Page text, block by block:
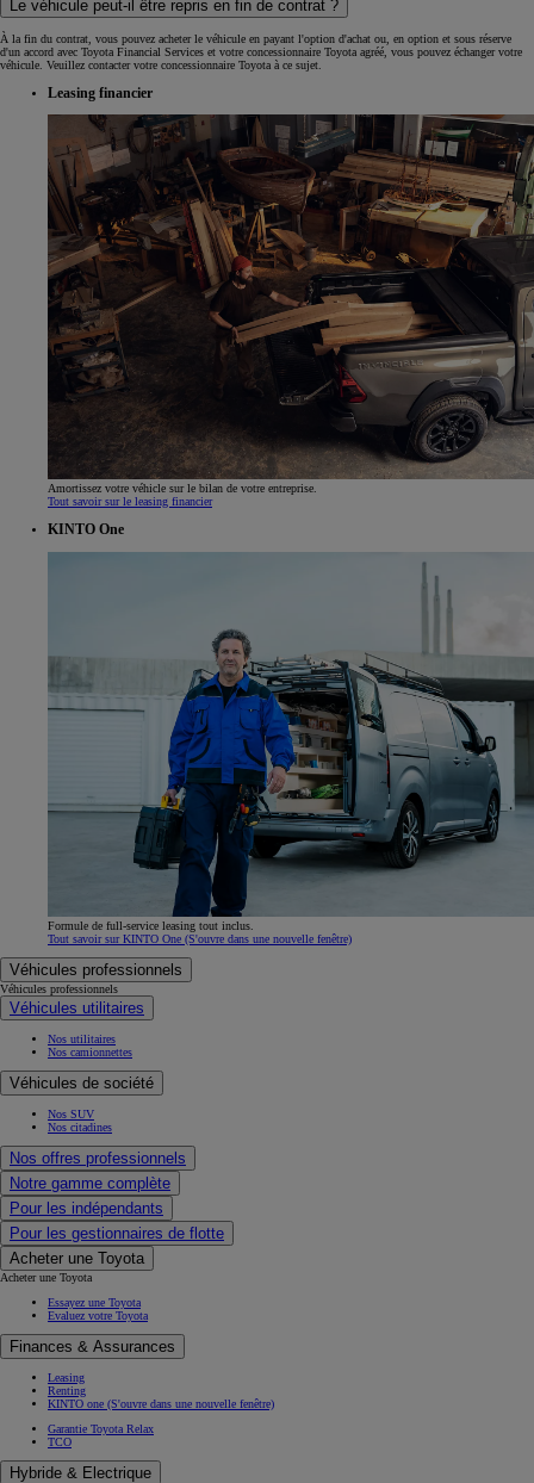
Le véhicule peut-il être repris en fin de contrat ?
À la fin du contrat, vous pouvez acheter le véhicule en payant l'option d'achat ou, en option et sous réserve
d'un accord avec Toyota Financial Services et votre concessionnaire Toyota agréé, vous pouvez échanger votre
véhicule. Veuillez contacter votre concessionnaire Toyota à ce sujet.
Leasing financier
Amortissez votre véhicle sur le bilan de votre entreprise.
Tout savoir sur le leasing financier
KINTO One
Formule de full-service leasing tout inclus.
Tout savoir sur KINTO One (S'ouvre dans une nouvelle fenêtre)
Véhicules professionnels
Véhicules professionnels
Véhicules utilitaires
Nos utilitaires
Nos camionnettes
Véhicules de société
Nos SUV
Nos citadines
Nos offres professionnels
Notre gamme complète
Pour les indépendants
Pour les gestionnaires de flotte
Acheter une Toyota
Acheter une Toyota
Essayez une Toyota
Evaluez votre Toyota
Finances & Assurances
Leasing
Renting
KINTO one (S'ouvre dans une nouvelle fenêtre)
Garantie Toyota Relax
TCO
Hybride & Electrique